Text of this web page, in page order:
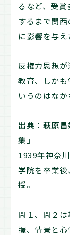
るなど、受
するまで関
に影響を与え
反権力思想
教育、しかも
いうのはなか
出典：萩原
集」
1939年神奈
学院を卒業
授。
問１、問２
握、情景と